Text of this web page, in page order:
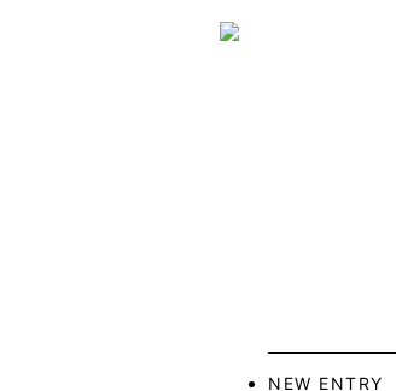
NEW ENTRY